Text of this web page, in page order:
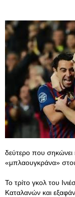
δεύτερο που
«μπλαουγκράνα»
Το τρίτο γκολ του
Καταλανών και